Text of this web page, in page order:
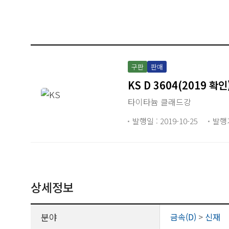
구판 판매
KS D 3604(2019 확
타이타늄 클래드강
발행일 : 2019-10-25 발
상세정보
분야 금속(D) > 신재